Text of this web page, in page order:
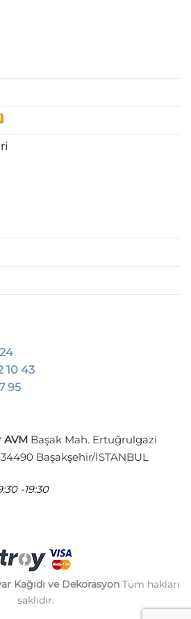
10 43
95
AVM Başak Mah. Ertuğrulgazi
34490 Başakşehir/İSTANBUL
-19:30
Kağıdı ve DekorasyonTüm hakları
saklıdır.